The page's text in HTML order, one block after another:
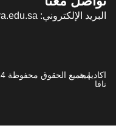
الخصوصية
شروط الاستخدام